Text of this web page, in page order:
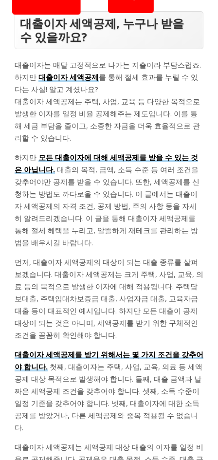
대출이자 세액공제, 누구나 받을
수 있을까요?
대출이자는 매달 고정적으로 나가는 지출이라 부담스럽죠.
하지만 대출이자 세액공제를 통해 절세 효과를 누릴 수 있
다는 사실! 알고 계셨나요?
대출이자 세액공제는 주택, 사업, 교육 등 다양한 목적으로
발생한 이자를 일정 비율 공제해주는 제도입니다. 이를 통
해 세금 부담을 줄이고, 소중한 자금을 더욱 효율적으로 관
리할 수 있습니다.
하지만 모든 대출이자에 대해 세액공제를 받을 수 있는 것
은 아닙니다. 대출의 목적, 금액, 소득 수준 등 여러 조건을
갖추어야만 공제를 받을 수 있습니다. 또한, 세액공제를 신
청하는 방법도 까다로울 수 있습니다. 이 글에서는 대출이
자 세액공제의 자격 조건, 공제 방법, 주의 사항 등을 자세
히 알려드리겠습니다. 이 글을 통해 대출이자 세액공제를
통해 절세 혜택을 누리고, 알뜰하게 재테크를 관리하는 방
법을 배우시길 바랍니다.
먼저, 대출이자 세액공제의 대상이 되는 대출 종류를 살펴
보겠습니다. 대출이자 세액공제는 크게 주택, 사업, 교육, 의
료 등의 목적으로 발생한 이자에 대해 적용됩니다. 주택담
보대출, 주택임대차보증금 대출, 사업자금 대출, 교육자금
대출 등이 대표적인 예시입니다. 하지만 모든 대출이 공제
대상이 되는 것은 아니며, 세액공제를 받기 위한 구체적인
조건을 꼼꼼히 확인해야 합니다.
대출이자 세액공제를 받기 위해서는 몇 가지 조건을 갖추어
야 합니다. 첫째, 대출이자는 주택, 사업, 교육, 의료 등 세액
공제 대상 목적으로 발생해야 합니다. 둘째, 대출 금액과 날
짜은 세액공제 조건을 갖추어야 합니다. 셋째, 소득 수준이
일정 기준을 갖추어야 합니다. 넷째, 대출이자에 대한 소득
공제를 받았거나, 다른 세액공제와 중복 적용될 수 없습니
다.
대출이자 세액공제는 세액공제 대상 대출의 이자를 일정 비